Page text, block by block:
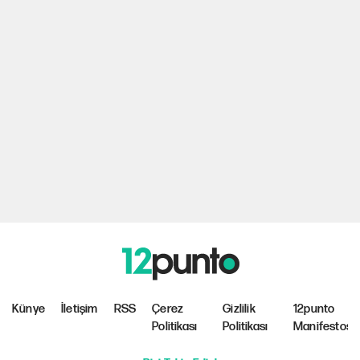
Künye İletişim RSS
Çerez
Politikası
Gizlilik
Politikası
12punto
Manifestosu